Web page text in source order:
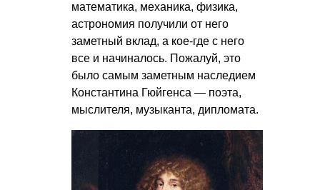
математика, механика, физика,
астрономия получили от него
заметный вклад, а кое-где с него
все и начиналось. Пожалуй, это
было самым заметным наследием
Константина Гюйгенса — поэта,
мыслителя, музыканта, дипломата.